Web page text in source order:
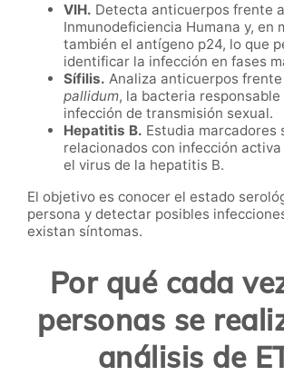
VIH. Detecta anticuerpos frente
Inmunodeficiencia Humana y, en
también el antígeno p24, lo que
identificar la infección en fases
Sífilis. Analiza anticuerpos frente
pallidum, la bacteria responsable
infección de transmisión sexual.
Hepatitis B. Estudia marcadores
relacionados con infección
el virus de la hepatitis B.
El objetivo es conocer el estado
persona y detectar posibles
existan síntomas.
Por qué cada
personas se
análisis de